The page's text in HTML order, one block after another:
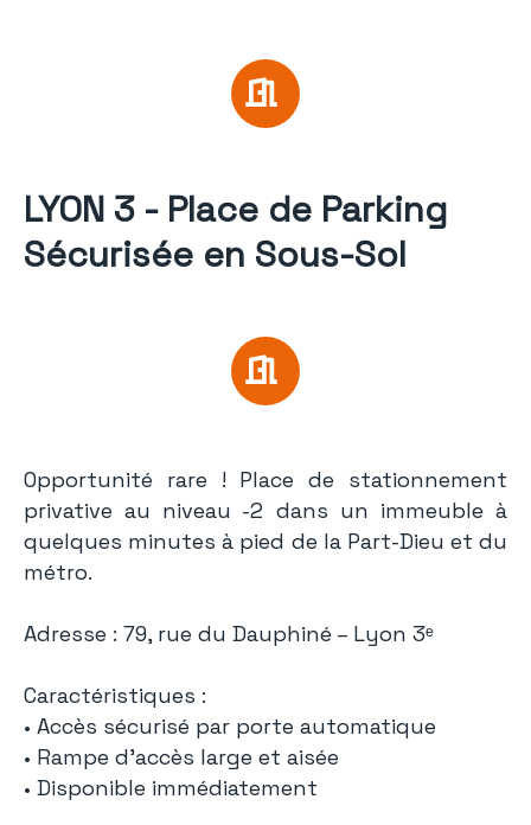
LYON 3 - Place de Parking
Sécurisée en Sous-Sol
Opportunité rare ! Place de stationnement
privative au niveau -2 dans un immeuble à
quelques minutes à pied de la Part-Dieu et du
métro.
Adresse : 79, rue du Dauphiné – Lyon 3ᵉ
Caractéristiques :
• Accès sécurisé par porte automatique
• Rampe d’accès large et aisée
• Disponible immédiatement